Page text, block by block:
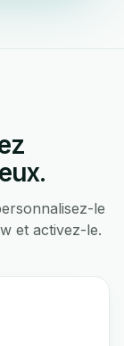
le
et activez-le.